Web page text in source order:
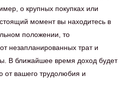
о крупных покупках или
момент вы находитесь в
положении, то
незапланированных трат и
В ближайшее время доход будет
от вашего трудолюбия и